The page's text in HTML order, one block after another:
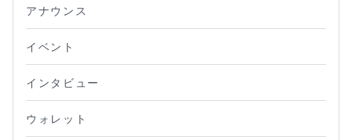
アナウンス
イベント
インタビュー
ウォレット